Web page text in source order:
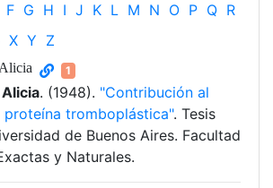
F G H I J K L M N O P Q R
X Y Z
1
. (1948). "Contribución al
proteína tromboplástica". Tesis
de Buenos Aires. Facultad
y Naturales.